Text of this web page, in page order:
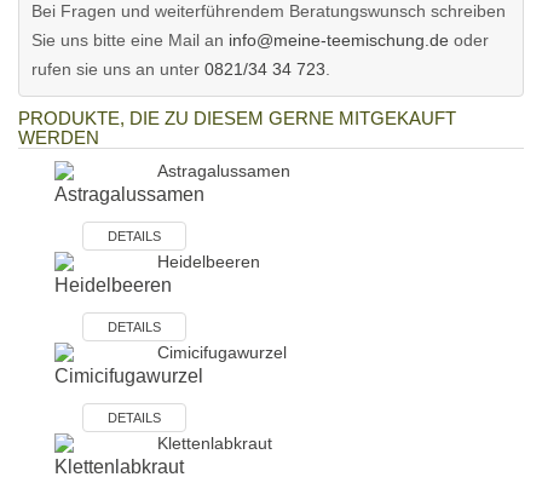
Bei Fragen und weiterführendem Beratungswunsch schreiben
Sie uns bitte eine Mail an info@meine-teemischung.de oder
rufen sie uns an unter 0821/34 34 723.
PRODUKTE, DIE ZU DIESEM GERNE MITGEKAUFT
WERDEN
Astragalussamen
DETAILS
Heidelbeeren
DETAILS
Cimicifugawurzel
DETAILS
Klettenlabkraut